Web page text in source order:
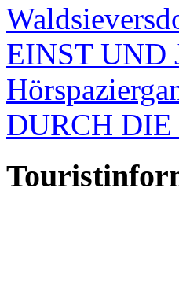
EINST UND
DURCH